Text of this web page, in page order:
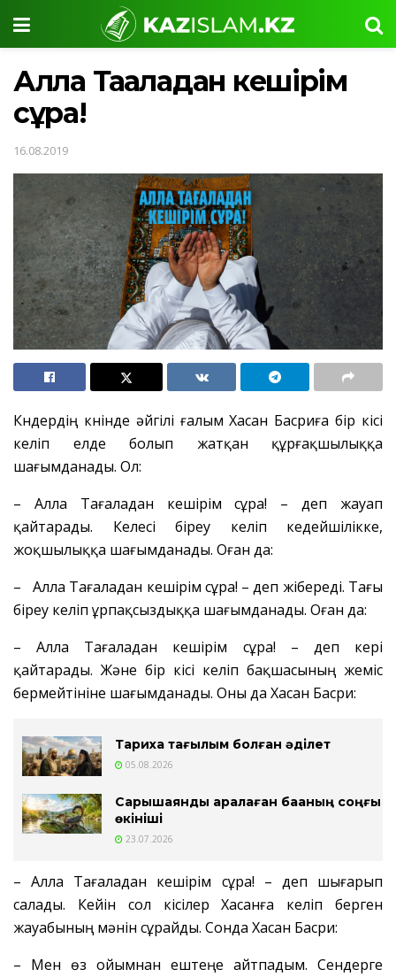
Алла Тағаладан кешірім
сұра!
16.08.2019
Күндердің күнінде әйгілі ғалым Хасан Басриға бір кісі
келіп елде болып жатқан құрғақшылыққа
шағымданады. Ол:
– Алла Тағаладан кешірім сұра! – деп жауап
қайтарады. Келесі біреу келіп кедейшілікке,
жоқшылыққа шағымданады. Оған да:
– Алла Тағаладан кешірім сұра! – деп жібереді. Тағы
біреу келіп ұрпақсыздыққа шағымданады. Оған да:
– Алла Тағаладан кешірім сұра! – деп кері
қайтарады. Және бір кісі келіп бақшасының жеміс
бермейтініне шағымданады. Оны да Хасан Басри:
Тарихқа тағылым болған әділет
05.08.2026
Сарышаянды арқалаған бақаның соңғы
өкініші
23.07.2026
– Алла Тағаладан кешірім сұра! – деп шығарып
салады. Кейін сол кісілер Хасанға келіп берген
жауабының мәнін сұрайды. Сонда Хасан Басри:
– Мен өз ойымнан ештеңе айтпадым. Сендерге